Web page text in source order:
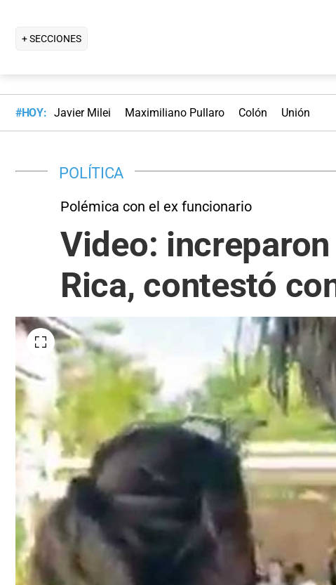
+ SECCIONES
#HOY: Javier Milei Maximiliano Pullaro Colón Unión
POLÍTICA
Polémica con el ex funcionario
Video:
Rica, contestó